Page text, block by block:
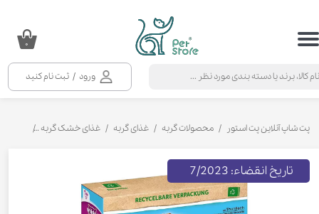
ورود / ثبت نام کنید
حساب کاربری من
خروج از حساب کاربری
۰
پت شاپ آنلاین پت استور محصولات گربه غذای گربه غذای خشک گربه
تاریخ انقضاء: 7/2023